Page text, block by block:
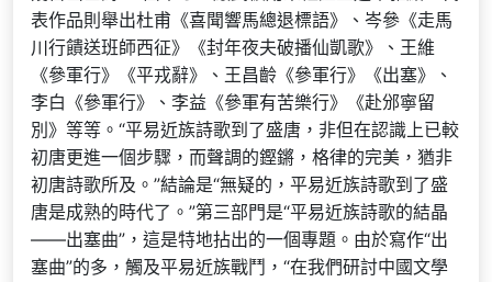
表作品則舉出杜甫《喜聞響馬總退標語》、岑參《走馬
川行饋送班師西征》《封年夜夫破播仙凱歌》、王維
《參軍行》《平戎辭》、王昌齡《參軍行》《出塞》、
李白《參軍行》、李益《參軍有苦樂行》《赴邠寧留
別》等等。“平易近族詩歌到了盛唐，非但在認識上已較
初唐更進一個步驟，而聲調的鏗鏘，格律的完美，猶非
初唐詩歌所及。”結論是“無疑的，平易近族詩歌到了盛
唐是成熟的時代了。”第三部門是“平易近族詩歌的結晶
——出塞曲”，這是特地拈出的一個專題。由於寫作“出
塞曲”的多，觸及平易近族戰鬥，“在我們研討中國文學